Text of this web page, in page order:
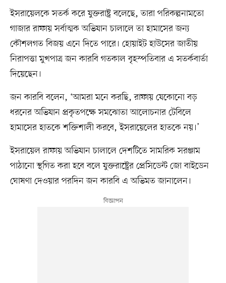
ইসরায়েলকে সতর্ক করে যুক্তরাষ্ট্র বলেছে, তারা পরিকল্পনামতো
গাজার রাফায় সর্বাত্মক অভিযান চালালে তা হামাসের জন্য
কৌশলগত বিজয় এনে দিতে পারে। হোয়াইট হাউসের জাতীয়
নিরাপত্তা মুখপাত্র জন কারবি গতকাল বৃহস্পতিবার এ সতর্কবার্তা
দিয়েছেন।
জন কারবি বলেন, ‘আমরা মনে করছি, রাফায় যেকোনো বড়
ধরনের অভিযান প্রকৃতপক্ষে সমঝোতা আলোচনার টেবিলে
হামাসের হাতকে শক্তিশালী করবে, ইসরায়েলের হাতকে নয়।’
ইসরায়েল রাফায় অভিযান চালালে দেশটিতে সামরিক সরঞ্জাম
পাঠানো স্থগিত করা হবে বলে যুক্তরাষ্ট্রের প্রেসিডেন্ট জো বাইডেন
ঘোষণা দেওয়ার পরদিন জন কারবি এ অভিমত জানালেন।